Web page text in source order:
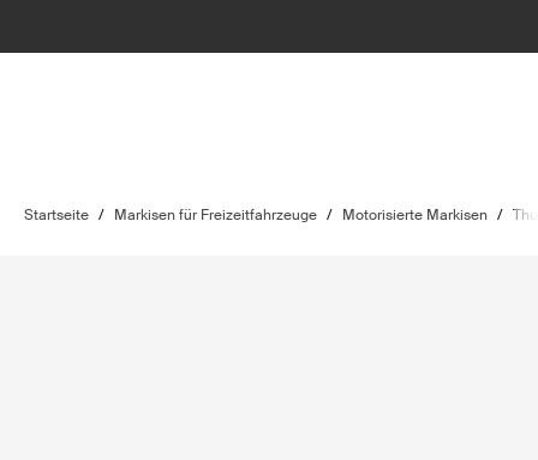
Startseite / Markisen für Freizeitfahrzeuge / Motorisierte Markisen /